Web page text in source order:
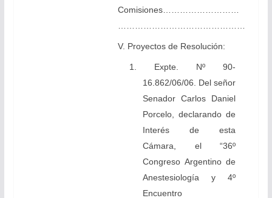
Comisiones………………………
………………………………………
V. Proyectos de Resolución:
1. Expte. Nº 90-
16.862/06/06. Del señor
Senador Carlos Daniel
Porcelo, declarando de
Interés de esta
Cámara, el “36º
Congreso Argentino de
Anestesiología y 4º
Encuentro